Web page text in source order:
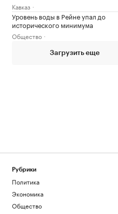
Кавказ
Уровень воды в Рейне упал до
исторического минимума
Общество
Загрузить еще
Рубрики
Политика
Экономика
Общество